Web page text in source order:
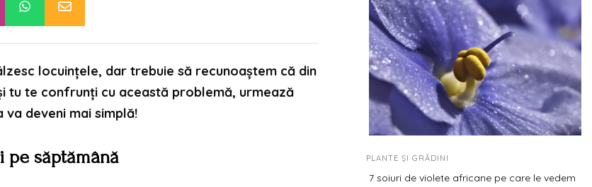
locuințele, dar trebuie să recunoaștem că din
tu te confrunți cu această problemă, urmează
deveni mai simplă!
pe săptămână PLANTE ȘI GRĂDINI
7 soiuri de violete africane pe care le vedem